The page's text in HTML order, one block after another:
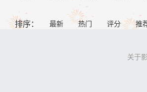
排序： 最新 热门 评分 推
关于